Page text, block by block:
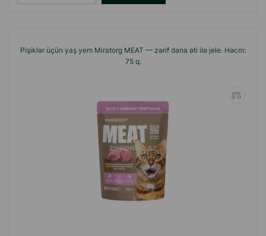
Pişiklər üçün yaş yem Miratorg MEAT — zərif dana əti ilə jele. Həcm:
75 q.